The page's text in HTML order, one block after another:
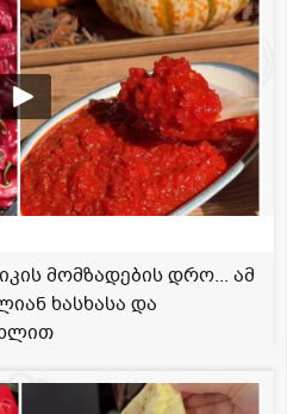
მომზადების დრო... ამ
ხასხასა და